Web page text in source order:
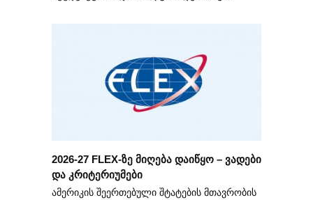
2026-27 FLEX-ზე მიღება დაიწყო – ვადები
და კრიტერიუმები
ამერიკის შეერთებული შტატების მთავრობის